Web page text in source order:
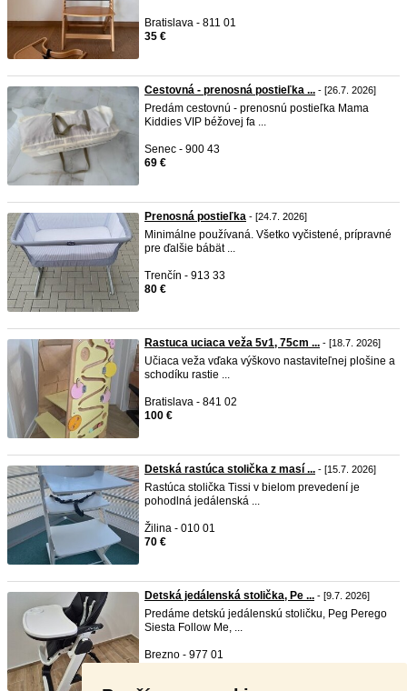
Bratislava - 811 01
35 €
Cestovná - prenosná postieľka ... - [26.7. 2026]
Predám cestovnú - prenosnú postieľka Mama
Kiddies VIP béžovej fa ...
Senec - 900 43
69 €
Prenosná postieľka - [24.7. 2026]
Minimálne používaná. Všetko vyčistené, prípravné
pre ďalšie bábät ...
Trenčín - 913 33
80 €
Rastuca uciaca veža 5v1, 75cm ... - [18.7. 2026]
Učiaca veža vďaka výškovo nastaviteľnej plošine a
schodíku rastie ...
Bratislava - 841 02
100 €
Detská rastúca stolička z masí ... - [15.7. 2026]
Rastúca stolička Tissi v bielom prevedení je
pohodlná jedálenská ...
Žilina - 010 01
70 €
Detská jedálenská stolička, Pe ... - [9.7. 2026]
Predáme detskú jedálenskú stoličku, Peg Perego
Siesta Follow Me, ...
Brezno - 977 01